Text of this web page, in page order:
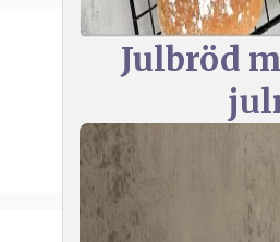
Julbröd